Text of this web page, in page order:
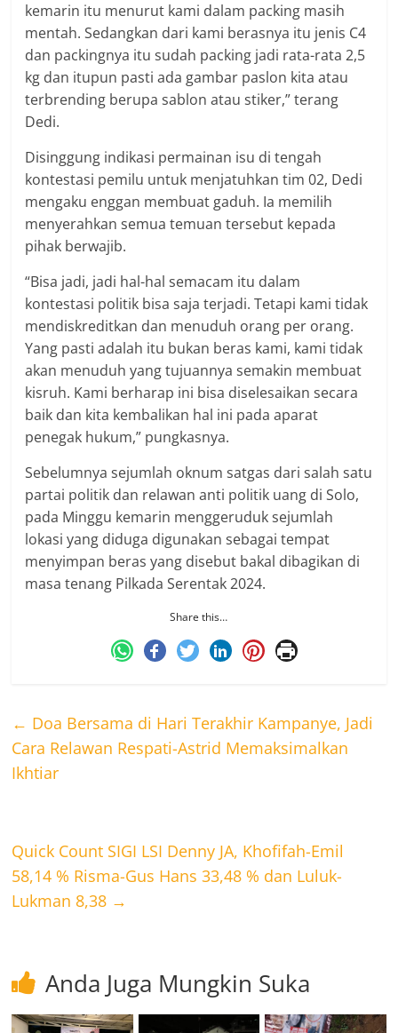
kemarin itu menurut kami dalam packing masih
mentah. Sedangkan dari kami berasnya itu jenis C4
dan packingnya itu sudah packing jadi rata-rata 2,5
kg dan itupun pasti ada gambar paslon kita atau
terbrending berupa sablon atau stiker,” terang
Dedi.
Disinggung indikasi permainan isu di tengah
kontestasi pemilu untuk menjatuhkan tim 02, Dedi
mengaku enggan membuat gaduh. Ia memilih
menyerahkan semua temuan tersebut kepada
pihak berwajib.
“Bisa jadi, jadi hal-hal semacam itu dalam
kontestasi politik bisa saja terjadi. Tetapi kami tidak
mendiskreditkan dan menuduh orang per orang.
Yang pasti adalah itu bukan beras kami, kami tidak
akan menuduh yang tujuannya semakin membuat
kisruh. Kami berharap ini bisa diselesaikan secara
baik dan kita kembalikan hal ini pada aparat
penegak hukum,” pungkasnya.
Sebelumnya sejumlah oknum satgas dari salah satu
partai politik dan relawan anti politik uang di Solo,
pada Minggu kemarin menggeruduk sejumlah
lokasi yang diduga digunakan sebagai tempat
menyimpan beras yang disebut bakal dibagikan di
masa tenang Pilkada Serentak 2024.
Share this…
← Doa Bersama di Hari Terakhir Kampanye, Jadi
Cara Relawan Respati-Astrid Memaksimalkan
Ikhtiar
Quick Count SIGI LSI Denny JA, Khofifah-Emil
58,14 % Risma-Gus Hans 33,48 % dan Luluk-
Lukman 8,38 →
Anda Juga Mungkin Suka